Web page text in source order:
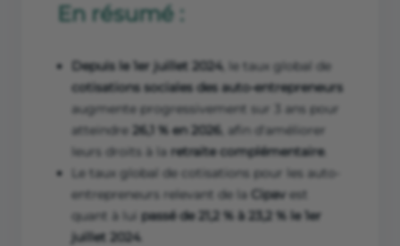
En résumé :
Depuis le 1er juillet 2024, le taux global de
cotisations sociales des auto-entrepreneurs
augmente progressivement sur 3 ans pour
atteindre 26,1 % en 2026 , afin d'améliorer
leurs droits à la retraite complémentaire.
Le taux global de cotisations pour les auto-
entrepreneurs relevant de la
Cipav est
quant à lui passé de 21,2 % à 23,2 % le 1er
juillet 2024.